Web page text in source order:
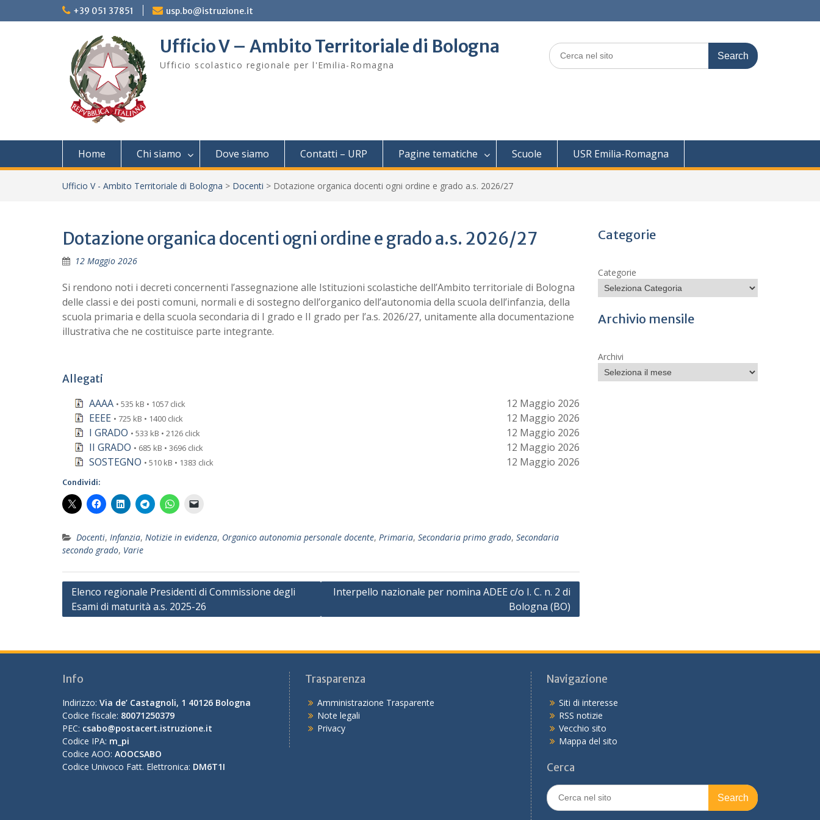
to
+39 051 37851 usp.bo@istruzione.it
Ufficio V – Ambito Territoriale di Bologna
Ufficio scolastico regionale per l'Emilia-Romagna
Search
for:
Home Chi siamo Dove siamo Contatti – URP Pagine tematiche Scuole USR Emilia-Romagna
Ufficio V - Ambito Territoriale di Bologna > Docenti > Dotazione organica docenti ogni ordine e grado a.s. 2026/27
Dotazione organica docenti ogni ordine e grado a.s. 2026/27
12 Maggio 2026
Si rendono noti i decreti concernenti l’assegnazione alle Istituzioni scolastiche dell’Ambito territoriale di Bologna
delle classi e dei posti comuni, normali e di sostegno dell’organico dell’autonomia della scuola dell’infanzia, della
scuola primaria e della scuola secondaria di I grado e II grado per l’a.s. 2026/27, unitamente alla documentazione
illustrativa che ne costituisce parte integrante.
Allegati
AAAA • 535 kB • 1057 click
12 Maggio 2026
EEEE • 725 kB • 1400 click
12 Maggio 2026
I GRADO • 533 kB • 2126 click
12 Maggio 2026
II GRADO • 685 kB • 3696 click
12 Maggio 2026
SOSTEGNO • 510 kB • 1383 click 12 Maggio 2026
Condividi:
Docenti, Infanzia, Notizie in evidenza, Organico autonomia personale docente, Primaria, Secondaria primo grado, Secondaria
secondo grado, Varie
Navigazione
articoli
Elenco regionale Presidenti di Commissione degli
Esami di maturità a.s. 2025-26
Interpello nazionale per nomina ADEE c/o I. C. n. 2 di
Bologna (BO)
Categorie
Categorie
Archivio mensile
Archivi
Info
Indirizzo: Via de’ Castagnoli, 1 40126 Bologna
Codice fiscale: 80071250379
PEC: csabo@postacert.istruzione.it
Codice IPA: m_pi
Codice AOO: AOOCSABO
Codice Univoco Fatt. Elettronica: DM6T1I
Trasparenza
Amministrazione Trasparente
Note legali
Privacy
Navigazione
Siti di interesse
RSS notizie
Vecchio sito
Mappa del sito
Cerca
Search
for: